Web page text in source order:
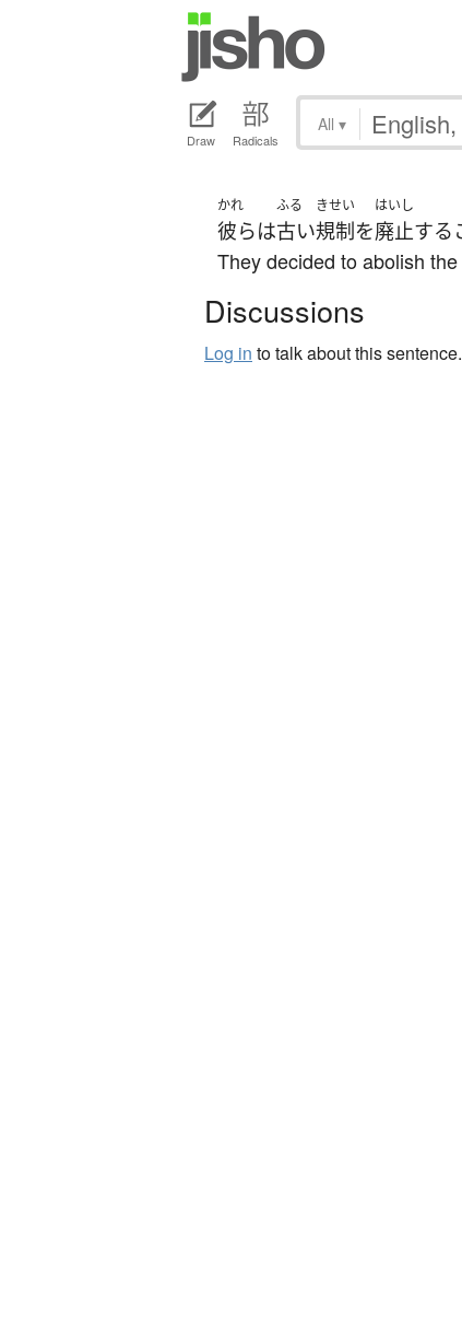
Draw Radicals
All ▾
かれ
彼らは
ふる
古い
きせい
規制を
はいし
廃止する
They decided to abolish
Discussions
Log in to talk about this sentence.